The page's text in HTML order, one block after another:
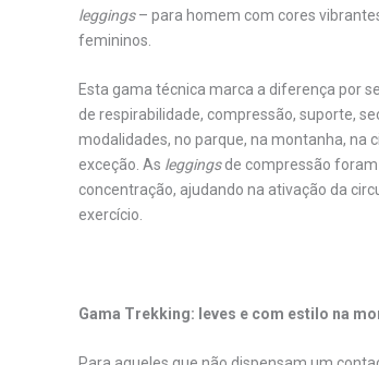
leggings– para homem com cores
femininos.
Esta gama técnica marca a diferença por
de respirabilidade, compressão, suporte,
modalidades, no parque, na montanha, na
exceção. As leggingsde compressão foram
concentração, ajudando na ativação da
exercício.
Gama Trekking: leves e com estilo na